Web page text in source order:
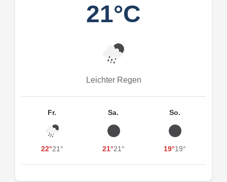
21°C
Leichter Regen
Fr.
22°21°
Sa.
21°21°
So.
19°19°